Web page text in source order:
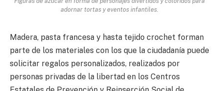
adornar tortas y eventos infantiles.
Madera, pasta francesa y hasta tejido crochet forman
parte de los materiales con los que la ciudadanía puede
solicitar regalos personalizados, realizados por
personas privadas de la libertad en los Centros